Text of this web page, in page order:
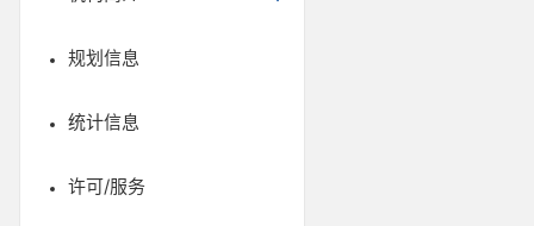
规划信息
统计信息
许可/服务